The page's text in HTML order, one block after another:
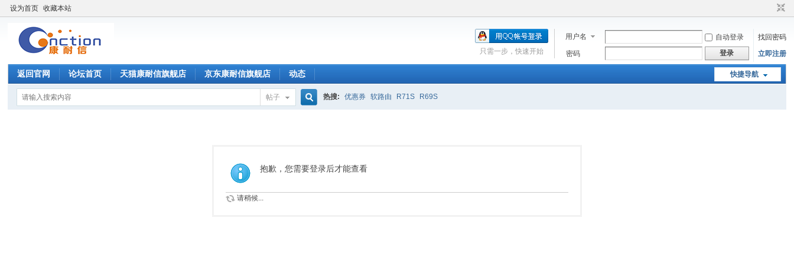
设为首页 收藏本站
用户名 自动登录
找回密码
密码
登录 立即注册
只需一步，快速开始
快捷导航
返回官网 论坛首页 天猫康耐信旗舰店 京东康耐信旗舰店 动态
帖子
索
热搜: 优惠券 软路由 R71S R69S
抱歉，您需要登录后才能查看
请稍候...